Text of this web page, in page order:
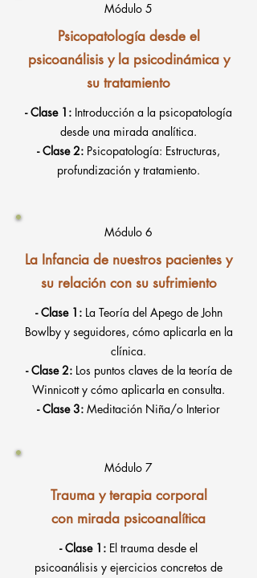
Módulo 5
Psicopatología desde el
psicoanálisis y la psicodinámica y
su tratamiento
- Clase 1: Introducción a la psicopatología
desde una mirada analítica.
- Clase 2: Psicopatología: Estructuras,
profundización y tratamiento.
Módulo 6
La Infancia de nuestros pacientes y
su relación con su sufrimiento
- Clase 1:La Teoría del Apego de John
Bowlby y seguidores, cómo aplicarla en la
clínica.
- Clase 2:Los puntos claves de la teoría de
Winnicott y cómo aplicarla en consulta.
- Clase 3: Meditación Niña/o Interior
Módulo 7
Trauma y terapia corporal
con mirada psicoanalítica
- Clase 1: El trauma desde el
psicoanálisis y ejercicios concretos de